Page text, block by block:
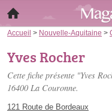
Accueil > Nouvelle-Aquitaine >
Yves Rocher
Cette fiche présente "Yves
16400 La Couronne.
121 Route de Bordeaux